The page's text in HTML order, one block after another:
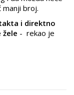
manji broj.
i direktno
žele - rekao je